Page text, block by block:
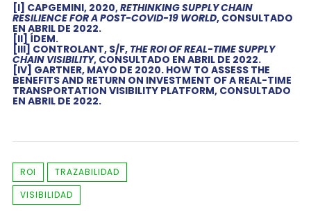
[I] CAPGEMINI, 2020,RETHINKING SUPPLY CHAIN
RESILIENCE FOR A POST-COVID-19 WORLD, CONSULTADO
EN ABRIL DE 2022.
[II] ÍDEM.
[III] CONTROLANT, S/F, THE ROI OF REAL-TIME SUPPLY
CHAIN VISIBILITY, CONSULTADO EN ABRIL DE 2022.
[IV] GARTNER, MAYO DE 2020. HOW TO ASSESS THE
BENEFITS AND RETURN ON INVESTMENT OF A REAL-TIME
TRANSPORTATION VISIBILITY PLATFORM, CONSULTADO
EN ABRIL DE 2022.
ROI
TRAZABILIDAD
VISIBILIDAD